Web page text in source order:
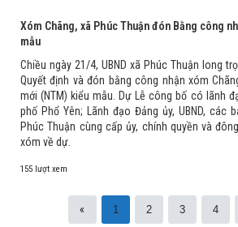
Xóm Chãng, xã Phúc Thuận đón Bằng công
mẫu
Chiều ngày 21/4, UBND xã Phúc Thuận long
Quyết định và đón bằng công nhận xóm
mới (NTM) kiểu mẫu. Dự Lễ công bố có lãnh
phố Phổ Yên; Lãnh đạo Đảng ủy, UBND, các
Phúc Thuận cùng cấp ủy, chính quyền và
xóm về dự.
155 lượt xem
« 1 2 3 4